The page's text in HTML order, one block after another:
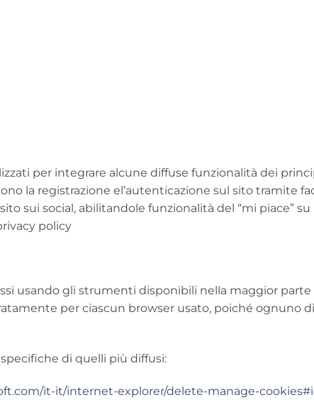
per integrare alcune diffuse funzionalità dei
la registrazione el’autenticazione sul sito tramite
sui social, abilitandole funzionalità del “mi piace” su
policy
usando gli strumenti disponibili nella maggior
per ciascun browser usato, poiché ognuno
di quelli più diffusi:
it-it/internet-explorer/delete-manage-